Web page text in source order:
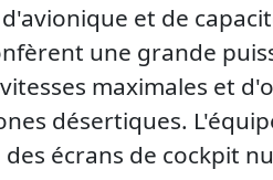
et de
une grande
maximales et
désertiques.
écrans de cockpit